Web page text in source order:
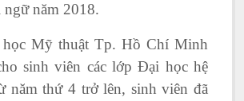
ngữ năm 2018.
Mỹ thuật Tp. Hồ Chí Minh
sinh viên các lớp Đại học hệ
năm thứ 4 trở lên, sinh viên đã